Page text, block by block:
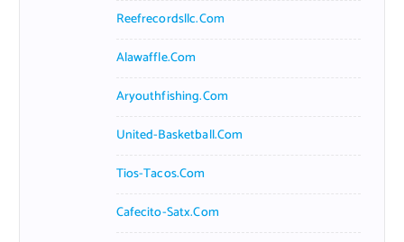
Reefrecordsllc.com
Alawaffle.com
Aryouthfishing.com
United-Basketball.com
Tios-Tacos.com
Cafecito-Satx.com